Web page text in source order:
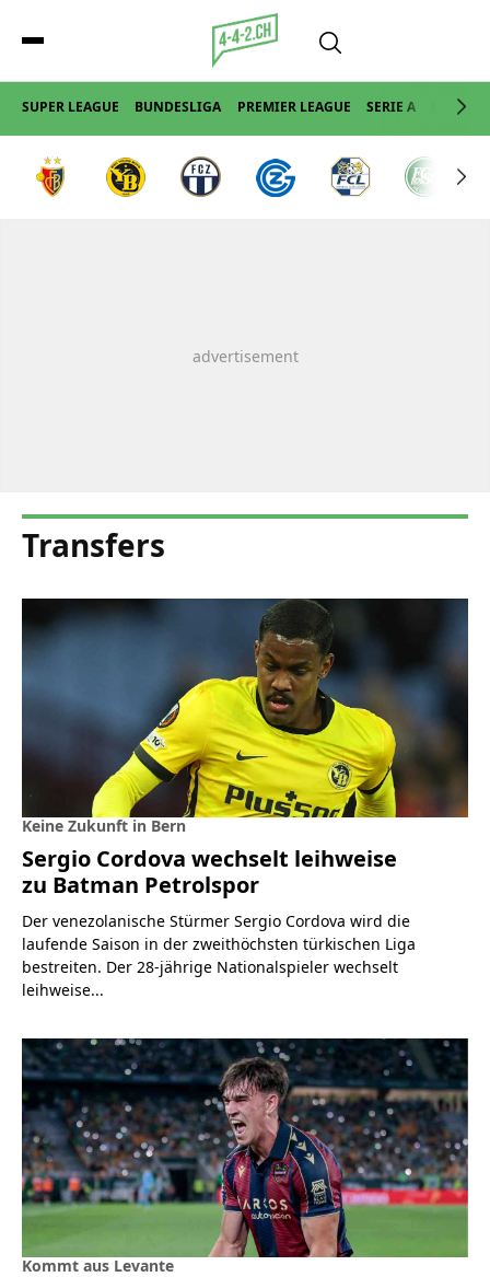
SUPER LEAGUE BUNDESLIGA PREMIER LEAGUE SERIE A LA LIGA
Transfers
Keine Zukunft in Bern
Sergio Cordova wechselt leihweise
zu Batman Petrolspor
Der venezolanische Stürmer Sergio Cordova wird die
laufende Saison in der zweithöchsten türkischen Liga
bestreiten. Der 28-jährige Nationalspieler wechselt
leihweise...
Kommt aus Levante